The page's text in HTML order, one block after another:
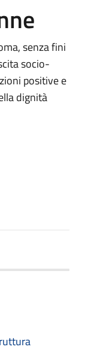
senza fini
socio-
positive e
dignità